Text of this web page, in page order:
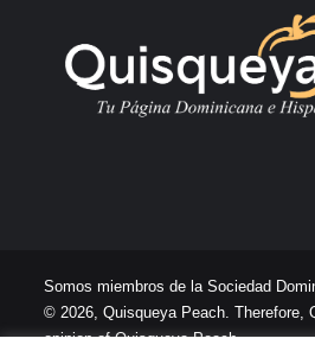
Somos miembros de la Sociedad
© 2026, Quisqueya Peach. Therefore,
opinion of Quisqueya Peach .